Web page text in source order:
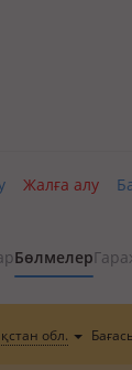
Жалға алу
Бөлмелер
обл.